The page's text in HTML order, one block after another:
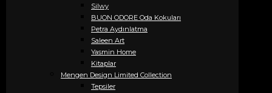
Silwy
BUON ODORE Oda Kokuları
Petra Aydınlatma
Saleen Art
Yasmin Home
Kitaplar
Mengen Design Limited Collection
Tepsiler